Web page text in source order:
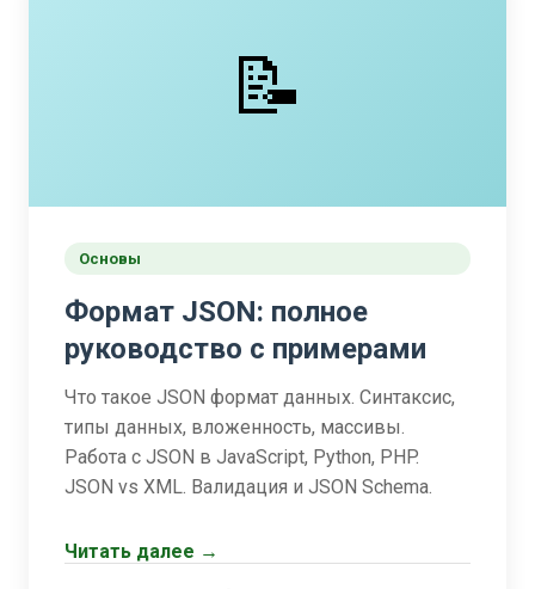
📝
Основы
Формат JSON: полное
руководство с примерами
Что такое JSON формат данных. Синтаксис,
типы данных, вложенность, массивы.
Работа с JSON в JavaScript, Python, PHP.
JSON vs XML. Валидация и JSON Schema.
Читать далее →